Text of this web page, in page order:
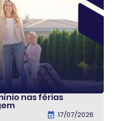
nas férias
17/07/2026